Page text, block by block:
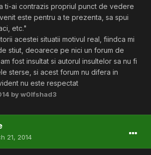
ti-ai contrazis propriul punct de vedere
este pentru a te prezenta, sa spui
etc."
acestei situatii motivul real, fiindca mi
stiut, deoarece pe nici un forum de
fost insultat si autorul insultelor sa nu fi
sterse, si acest forum nu difera in
nu este respectat
by w0lfshad3
21, 2014